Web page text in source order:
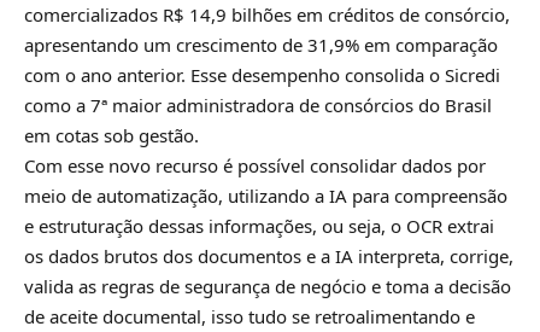
comercializados R$ 14,9 bilhões em créditos de consórcio,
apresentando um crescimento de 31,9% em comparação
com o ano anterior. Esse desempenho consolida o Sicredi
como a 7ª maior administradora de consórcios do Brasil
em cotas sob gestão.
Com esse novo recurso é possível consolidar dados por
meio de automatização, utilizando a IA para compreensão
e estruturação dessas informações, ou seja, o OCR extrai
os dados brutos dos documentos e a IA interpreta, corrige,
valida as regras de segurança de negócio e toma a decisão
de aceite documental, isso tudo se retroalimentando e